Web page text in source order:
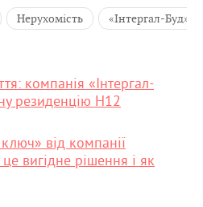
Нерухомість «Інтергал-Буд»
компанія «Інтергал-
резиденцію H12
від компанії
вигідне рішення і як